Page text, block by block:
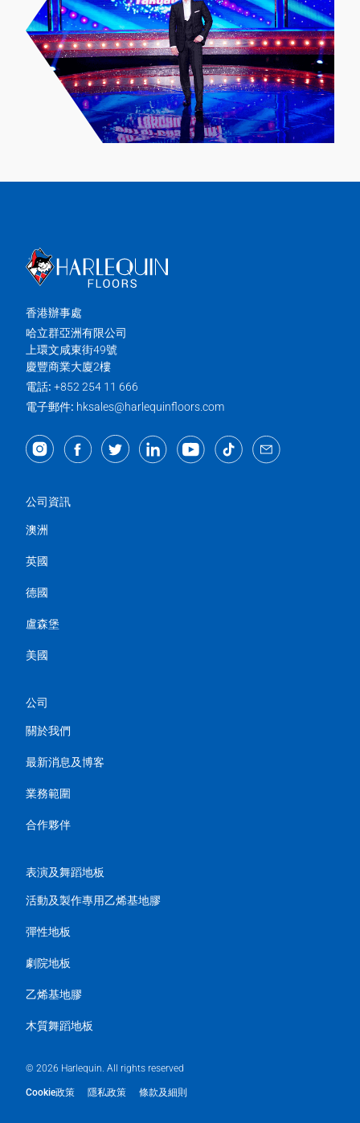
香港辦事處
哈立群亞洲有限公司
上環文咸東街49號
慶豐商業大廈2樓
電話: +852 254 11 666
電子郵件: hksales@harlequinfloors.com
公司資訊
澳洲
英國
德國
盧森堡
美國
公司
關於我們
最新消息及博客
業務範圍
合作夥伴
表演及舞蹈地板
活動及製作專用乙烯基地膠
彈性地板
劇院地板
乙烯基地膠
木質舞蹈地板
© 2026 Harlequin. All rights reserved
Cookie政策 隱私政策 條款及細則